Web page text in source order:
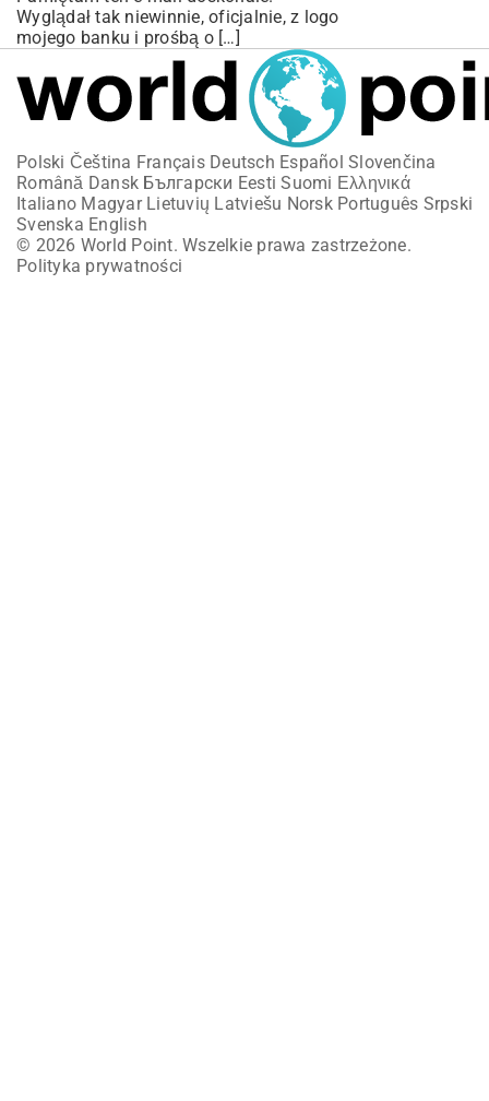
Wyglądał tak niewinnie, oficjalnie, z logo
mojego banku i prośbą o […]
Polski Čeština Français Deutsch Español Slovenčina
Română Dansk Български Eesti Suomi Ελληνικά
Italiano Magyar Lietuvių Latviešu Norsk Português Srpski
Svenska English
© 2026 World Point. Wszelkie prawa zastrzeżone.
Polityka prywatności